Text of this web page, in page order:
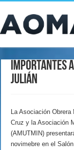
Importantes
Julián
La Asociación
Cruz y la Asociación
(AMUTMIN)
novimebre en el